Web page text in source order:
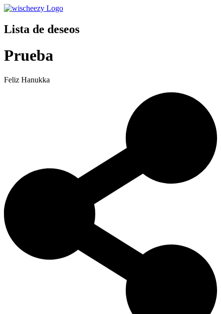
Lista de deseos
Prueba
Feliz Hanukka